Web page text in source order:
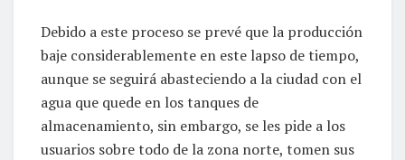
Debido a este proceso se prevé que la producción
baje considerablemente en este lapso de tiempo,
aunque se seguirá abasteciendo a la ciudad con el
agua que quede en los tanques de
almacenamiento, sin embargo, se les pide a los
usuarios sobre todo de la zona norte, tomen sus